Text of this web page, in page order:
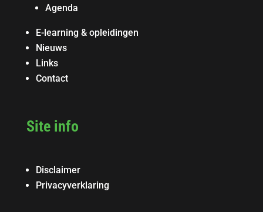
Agenda
E-learning & opleidingen
Nieuws
Links
Contact
Site info
Disclaimer
Privacyverklaring